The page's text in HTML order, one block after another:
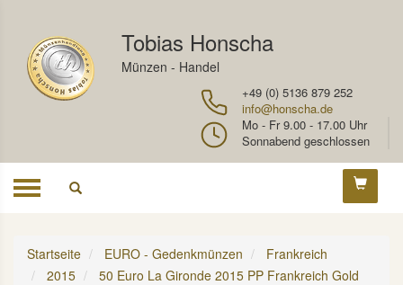
Tobias Honscha
Münzen - Handel
+49 (0) 5136 879 252
info@honscha.de
Mo - Fr 9.00 - 17.00 Uhr
Sonnabend geschlossen
Toggle
Startseite EURO - Gedenkmünzen
Frankreich
2015
50 Euro La Gironde 2015 PP Frankreich Gold